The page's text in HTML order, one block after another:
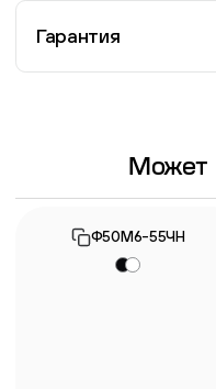
Гарантия
Информация о
Может
Ф50М6-55ЧН